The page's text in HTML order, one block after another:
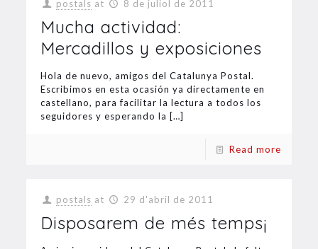
postals at 8 de juliol de 2011
Mucha actividad:
Mercadillos y exposiciones
Hola de nuevo, amigos del Catalunya Postal.
Escribimos en esta ocasión ya directamente en
castellano, para facilitar la lectura a todos los
seguidores y esperando la […]
Read more
postals at 29 d'abril de 2011
Disposarem de més temps¡